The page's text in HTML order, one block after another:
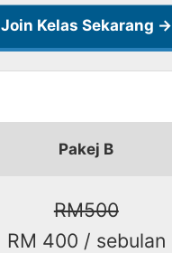
Join Kelas Sekarang →
Pakej B
RM500
RM 400 / sebulan